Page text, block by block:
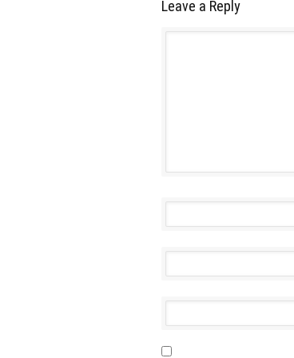
Leave a Reply